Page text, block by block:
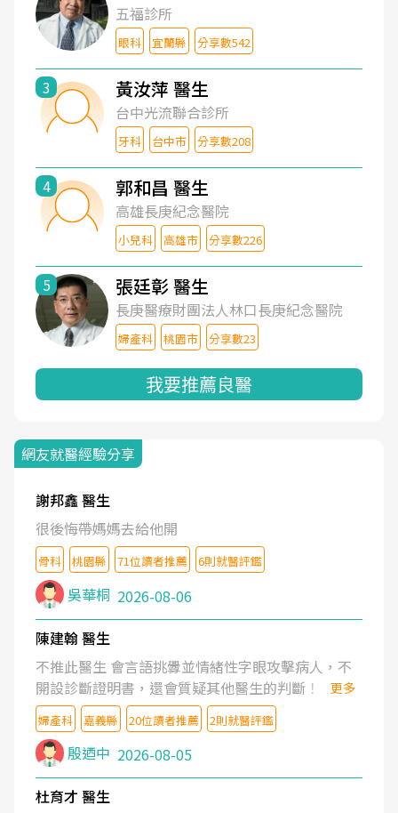
五福診所
眼科 宜蘭縣 分享數542
3 黃汝萍 醫生
台中光流聯合診所
牙科 台中市 分享數208
4 郭和昌 醫生
高雄長庚紀念醫院
小兒科 高雄市 分享數226
5 張廷彰 醫生
長庚醫療財團法人林口長庚紀念醫院
婦產科 桃園市 分享數23
我要推薦良醫
網友就醫經驗分享
謝邦鑫 醫生
很後悔帶媽媽去給他開
骨科 桃園縣 71位讀者推薦 6則就醫評鑑
吳華桐 2026-08-06
陳建翰 醫生
不推此醫生 會言語挑釁並情緒性字眼攻擊病人，不
開設診斷證明書，還會質疑其他醫生的判斷！
更多
婦產科 嘉義縣 20位讀者推薦 2則就醫評鑑
殷迺中 2026-08-05
杜育才 醫生